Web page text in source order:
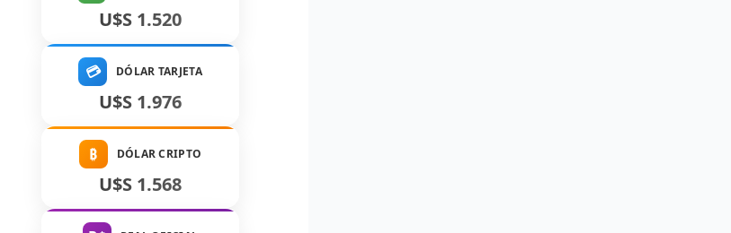
U$S 1.520
💳 DÓLAR TARJETA
U$S 1.976
₿ DÓLAR CRIPTO
U$S 1.568